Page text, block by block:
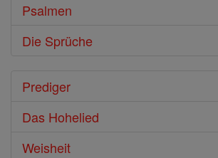
Psalmen
Die Sprüche
Prediger
Das Hohelied
Weisheit